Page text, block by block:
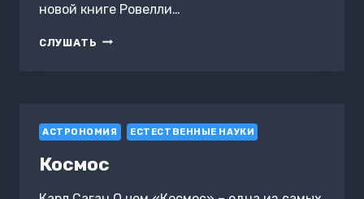
новой книге Ровелли…
СЛУШАТЬ АНАКСИМАНДР
АСТРОНОМИЯ ЕСТЕСТВЕННЫЕ НАУКИ
Космос